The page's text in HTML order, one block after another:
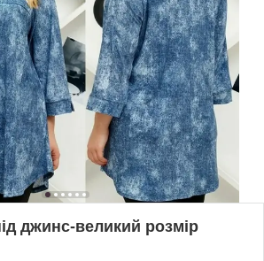
джинс-великий розмір